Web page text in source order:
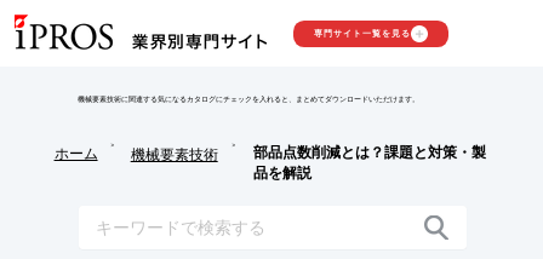
専門サイト一覧を見る
機械要素技術に関連する気になるカタログにチェックを入れると、まとめてダウンロードいただけます。
ホーム
>
機械要素技術
>
部品点数削減とは？課題と対策・製
品を解説